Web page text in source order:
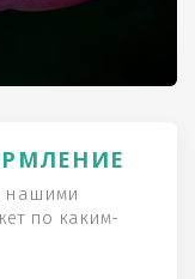
нашими
по каким-